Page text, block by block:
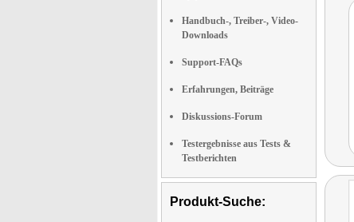
Handbuch-, Treiber-, Video-
Downloads
Support-FAQs
Erfahrungen, Beiträge
Diskussions-Forum
Testergebnisse aus Tests &
Testberichten
Produkt-Suche: